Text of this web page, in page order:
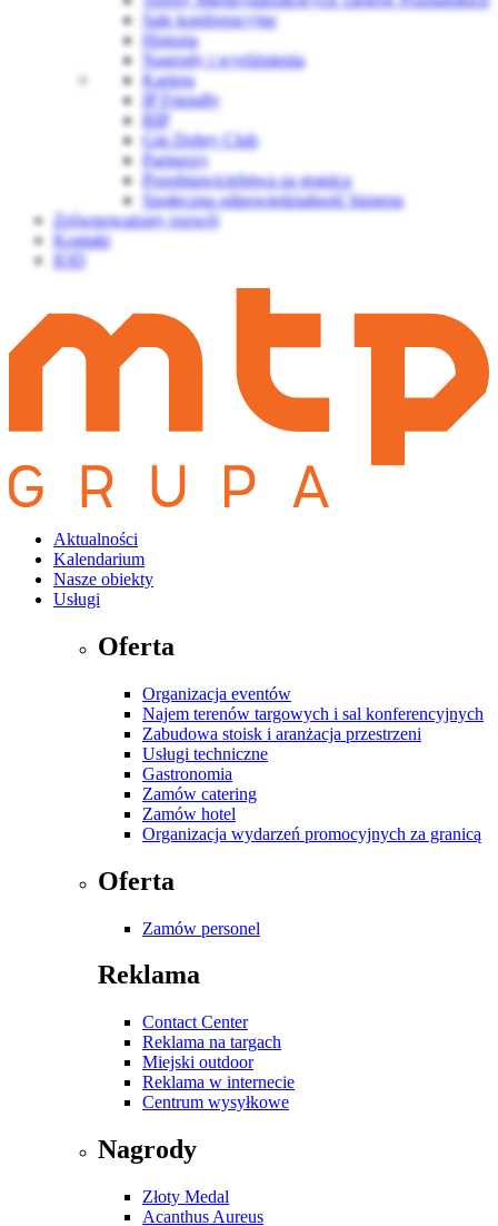
Sale konferencyjne
Historia
Nagrody i wyróżnienia
Kariera
IP Friendly
BIP
Gin Dobry Club
Partnerzy
Przedstawicielstwa za granicą
Społeczna odpowiedzialność biznesu
Zrównoważony rozwój
Kontakt
IOD
Aktualności
Kalendarium
Nasze obiekty
Usługi
Oferta
Organizacja eventów
Najem terenów targowych i sal konferencyjnych
Zabudowa stoisk i aranżacja przestrzeni
Usługi techniczne
Gastronomia
Zamów catering
Zamów hotel
Organizacja wydarzeń promocyjnych za granicą
Oferta
Zamów personel
Reklama
Contact Center
Reklama na targach
Miejski outdoor
Reklama w internecie
Centrum wysyłkowe
Nagrody
Złoty Medal
Acanthus Aureus